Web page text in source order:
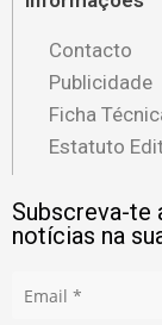
Contacto
Publicidade
Ficha
Estatuto
Subscreva-te
notícias na